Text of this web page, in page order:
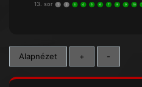
13. sor 1 2 3 4 5 6 7 8 9 10
Alapnézet + -